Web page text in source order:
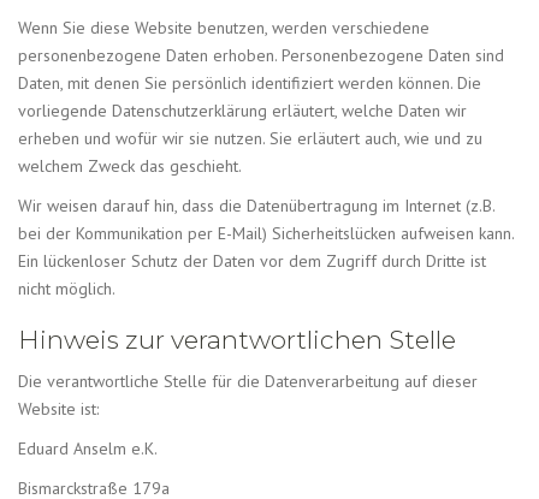
Wenn Sie diese Website benutzen, werden verschiedene
personenbezogene Daten erhoben. Personenbezogene Daten sind
Daten, mit denen Sie persönlich identifiziert werden können. Die
vorliegende Datenschutzerklärung erläutert, welche Daten wir
erheben und wofür wir sie nutzen. Sie erläutert auch, wie und zu
welchem Zweck das geschieht.
Wir weisen darauf hin, dass die Datenübertragung im Internet (z.B.
bei der Kommunikation per E-Mail) Sicherheitslücken aufweisen kann.
Ein lückenloser Schutz der Daten vor dem Zugriff durch Dritte ist
nicht möglich.
Hinweis zur verantwortlichen Stelle
Die verantwortliche Stelle für die Datenverarbeitung auf dieser
Website ist:
Eduard Anselm e.K.
Bismarckstraße 179a